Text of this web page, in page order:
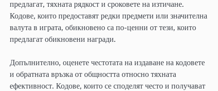
предлагат, тяхната рядкост и сроковете на изтичане.
Кодове, които предоставят редки предмети или значителна
валута в играта, обикновено са по-ценни от тези, които
предлагат обикновени награди.
Допълнително, оценете честотата на издаване на кодовете
и обратната връзка от общността относно тяхната
ефективност. Кодове, които се споделят често и получават